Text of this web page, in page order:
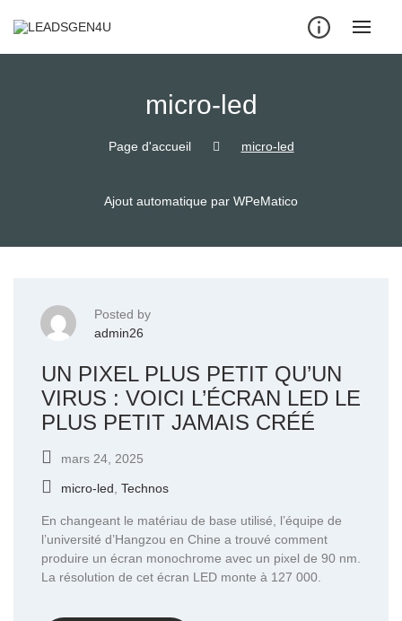
micro-led
Page d'accueil micro-led
Ajout automatique par WPeMatico
Posted by
admin26
UN PIXEL PLUS PETIT QU’UN
VIRUS : VOICI L’ÉCRAN LED LE
PLUS PETIT JAMAIS CRÉÉ
mars 24, 2025
micro-led Technos
En changeant le matériau de base utilisé, l’équipe de
l’université d’Hangzou en Chine a trouvé comment
produire un écran monochrome avec un pixel de 90 nm.
La résolution de cet écran LED monte à 127 000.